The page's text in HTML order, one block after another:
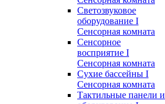
Светозвуковое
оборудование I
Сенсорная комната
Сенсорное
восприятие I
Сенсорная комната
Сухие бассейны I
Сенсорная комната
Тактильные панели и